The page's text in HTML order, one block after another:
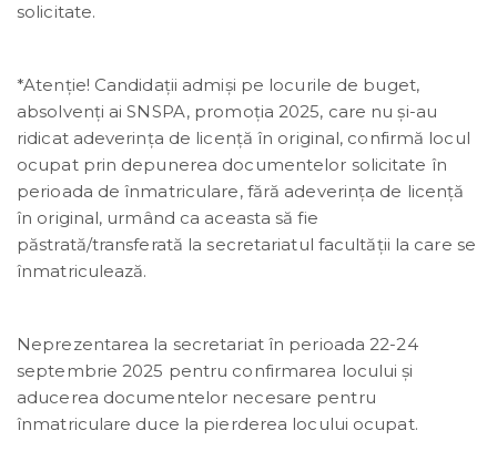
solicitate.
*Atenție! Candidații admiși pe locurile de buget,
absolvenți ai SNSPA, promoția 2025, care nu și-au
ridicat adeverința de licență în original, confirmă locul
ocupat prin depunerea documentelor solicitate în
perioada de înmatriculare, fără adeverința de licență
în original, urmând ca aceasta să fie
păstrată/transferată la secretariatul facultății la care se
înmatriculează.
Neprezentarea la secretariat în perioada 22-24
septembrie 2025 pentru confirmarea locului și
aducerea documentelor necesare pentru
înmatriculare duce la pierderea locului ocupat.